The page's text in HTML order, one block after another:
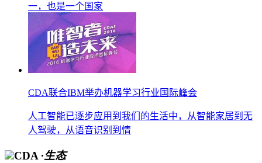
一，也是一个国家
CDA联合IBM举办机器学习行业国际峰会
人工智能已逐步应用到我们的生活中，从智能家居到无
人驾驶，从语音识别到情
CDA ·生态